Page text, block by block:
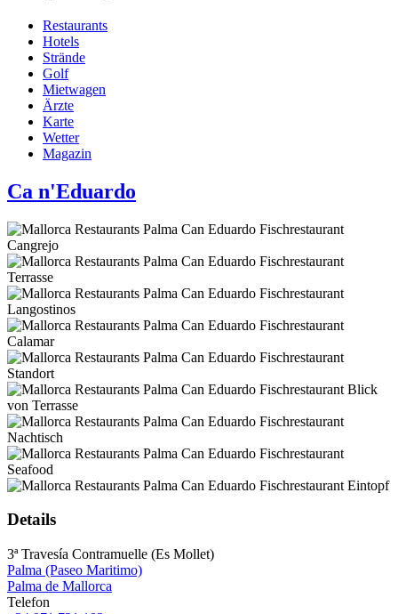
Restaurants
Hotels
Strände
Golf
Mietwagen
Ärzte
Karte
Wetter
Magazin
Ca n'Eduardo
Details
3ª Travesía Contramuelle (Es Mollet)
Palma (Paseo Maritimo)
Palma de Mallorca
Telefon